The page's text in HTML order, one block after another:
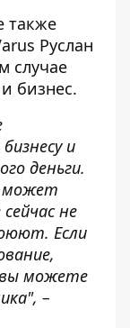
также
Руслан
случае
бизнес.
и
деньги.
может
не
Если
вы можете
–